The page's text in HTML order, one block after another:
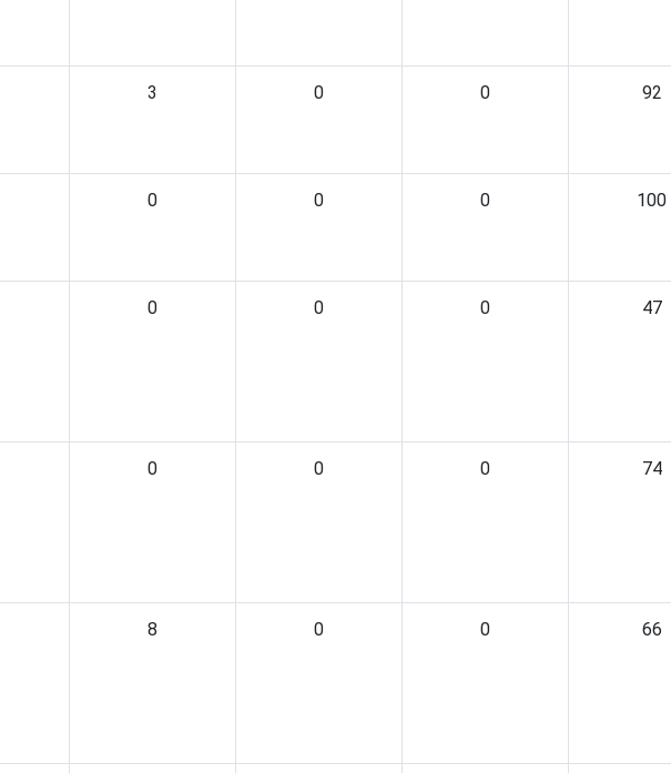
3 0 0 92
0 0 0 100
0 0 0 47
0 0 0 74
8 0 0 66